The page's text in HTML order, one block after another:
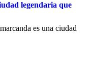
legendaria que
es una ciudad